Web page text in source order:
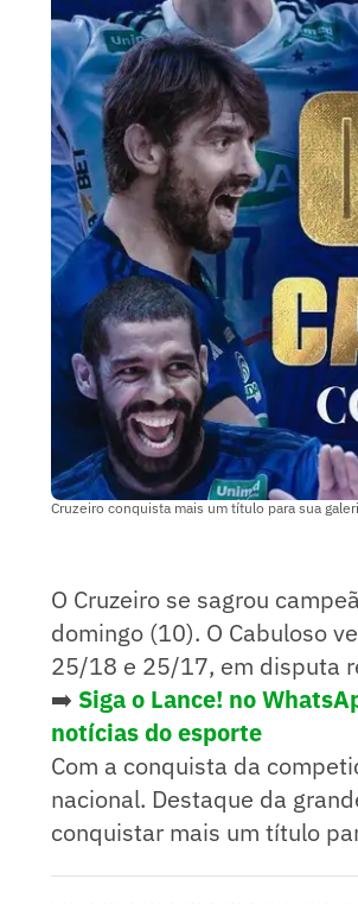
Cruzeiro conquista mais um título para sua
O Cruzeiro se sagrou
domingo (10). O Cabuloso
25/18 e 25/17, em disputa
➡️ Siga o Lance! no
notícias do esporte
Com a conquista da
nacional. Destaque da
conquistar mais um título